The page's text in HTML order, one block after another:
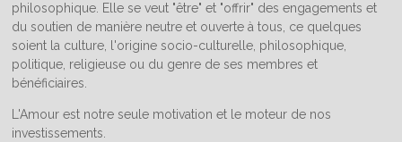
philosophique. Elle se veut "être" et "offrir" des engagements et
du soutien de manière neutre et ouverte à tous, ce quelques
soient la culture, l'origine socio-culturelle, philosophique,
politique, religieuse ou du genre de ses membres et
bénéficiaires.
L'Amour est notre seule motivation et le moteur de nos
investissements.